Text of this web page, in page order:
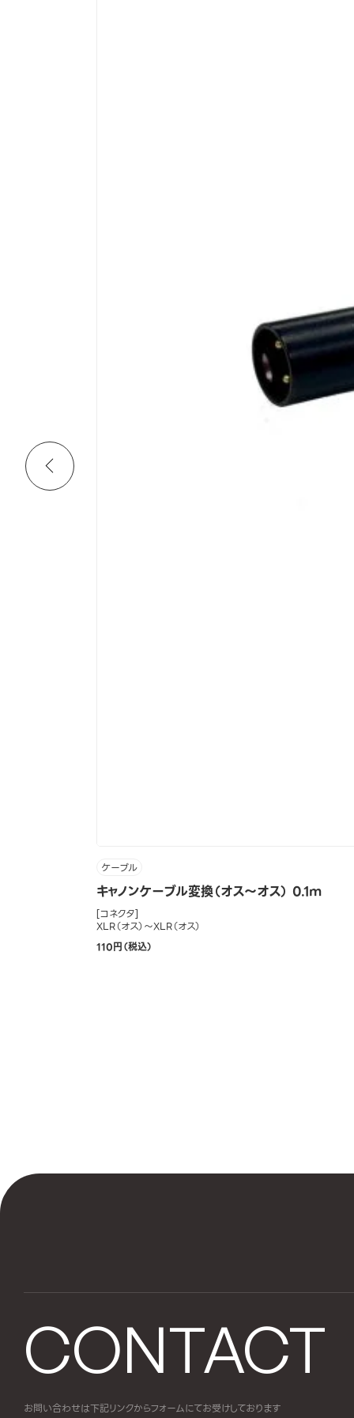
ケーブル
キャノンケーブル変換（オス～オス） 0.1m
[コネクタ]
XLR（オス）～XLR（オス）
110円（税込）
CONTACT
お問い合わせは下記リンクからフォームにてお受けしております